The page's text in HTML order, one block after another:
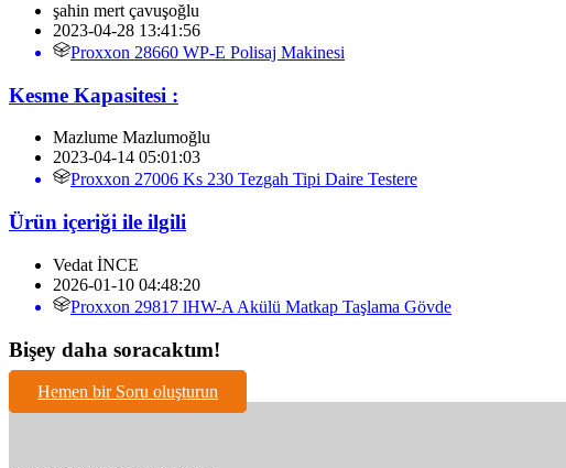
şahin mert çavuşoğlu
2023-04-28 13:41:56
Proxxon 28660 WP-E Polisaj Makinesi
Kesme Kapasitesi :
Mazlume Mazlumoğlu
2023-04-14 05:01:03
Proxxon 27006 Ks 230 Tezgah Tipi Daire Testere
Ürün içeriği ile ilgili
Vedat İNCE
2026-01-10 04:48:20
Proxxon 29817 lHW-A Akülü Matkap Taşlama Gövde
Bişey daha soracaktım!
Hemen bir Soru oluşturun